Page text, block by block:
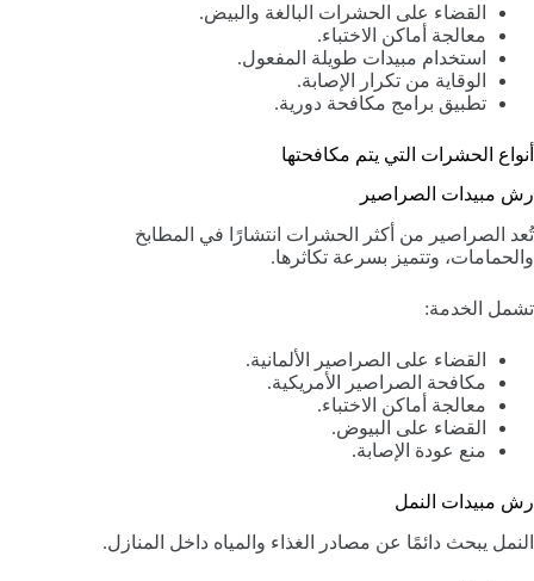
القضاء على الحشرات البالغة والبيض.
معالجة أماكن الاختباء.
استخدام مبيدات طويلة المفعول.
الوقاية من تكرار الإصابة.
تطبيق برامج مكافحة دورية.
أنواع الحشرات التي يتم مكافحتها
رش مبيدات الصراصير
تُعد الصراصير من أكثر الحشرات انتشارًا في المطابخ
والحمامات، وتتميز بسرعة تكاثرها.
تشمل الخدمة:
القضاء على الصراصير الألمانية.
مكافحة الصراصير الأمريكية.
معالجة أماكن الاختباء.
القضاء على البيوض.
منع عودة الإصابة.
رش مبيدات النمل
النمل يبحث دائمًا عن مصادر الغذاء والمياه داخل المنازل.